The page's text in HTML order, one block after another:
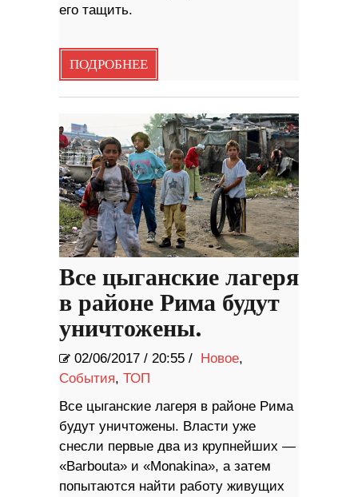
его тащить.
ПОДРОБНЕЕ
Все цыганские лагеря
в районе Рима будут
уничтожены.
02/06/2017 / 20:55 / Новое,
События, ТОП
Все цыганские лагеря в районе Рима
будут уничтожены. Власти уже
снесли первые два из крупнейших —
«Barbouta» и «Monakina», а затем
попытаются найти работу живущих